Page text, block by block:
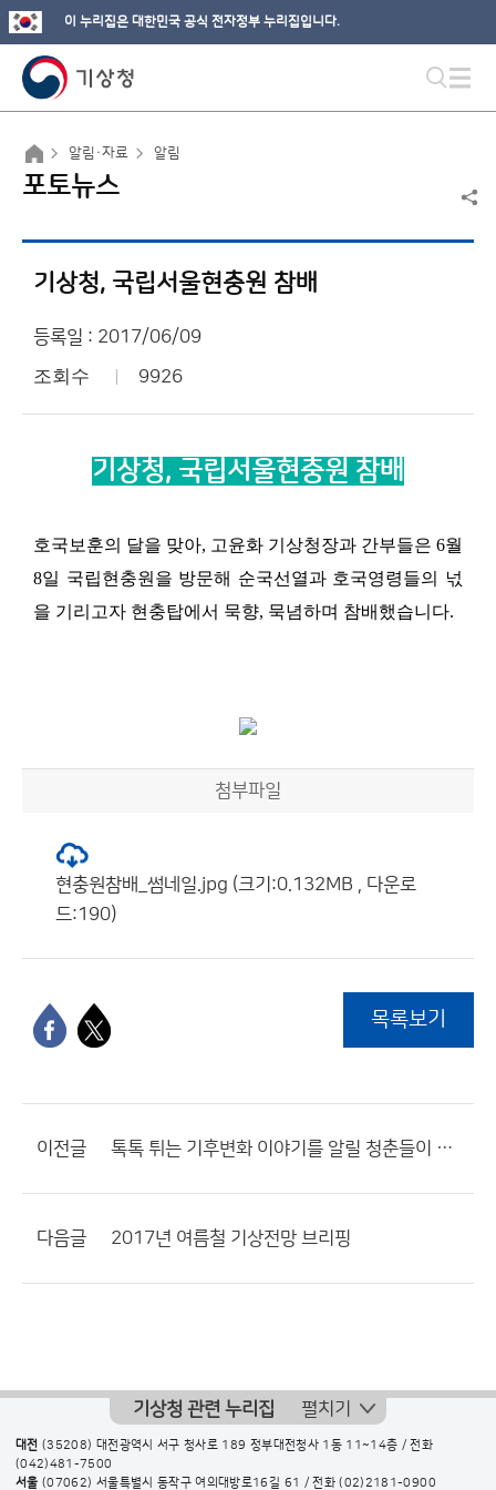
이 누리집은 대한민국 공식 전자정부 누리집입니다.
알림·자료 알림
포토뉴스
기상청, 국립서울현충원 참배
등록일 : 2017/06/09
조회수 9926
기상청, 국립서울현충원 참배
호국보훈의 달을 맞아, 고윤화 기상청장과 간부들은 6월
8일 국립현충원을 방문해 순국선열과 호국영령들의 넋
을 기리고자 현충탑에서 묵향, 묵념하며 참배했습니다.
첨부파일
현충원참배_썸네일.jpg (크기:0.132MB , 다운로
드:190)
목록보기
이전글 톡톡 튀는 기후변화 이야기를 알릴 청춘들이 모였다!
다음글 2017년 여름철 기상전망 브리핑
기상청 관련 누리집 펼치기
대전 (35208) 대전광역시 서구 청사로 189 정부대전청사 1동 11~14층 / 전화
(042)481-7500
서울 (07062) 서울특별시 동작구 여의대방로16길 61 / 전화(02)2181-0900